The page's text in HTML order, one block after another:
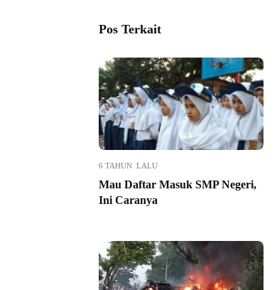
Pos Terkait
6 TAHUN LALU
Mau Daftar Masuk SMP Negeri,
Ini Caranya